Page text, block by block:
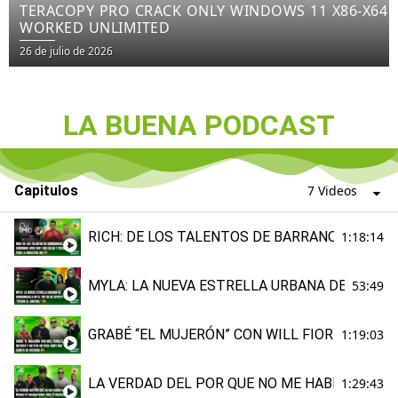
TERACOPY PRO CRACK ONLY WINDOWS 11 X86-X64
WORKED UNLIMITED
26 de julio de 2026
LA BUENA PODCAST
Capitulos 7 Videos
RICH: DE LOS TALENTOS DE BARRANQUILLA
1:18:14
MYLA: LA NUEVA ESTRELLA URBANA DE53:49
GRABÉ “EL MUJERÓN” CON WILL FIORILLO,
1:19:03
LA VERDAD DEL POR QUE NO ME HABLO CON
1:29:43